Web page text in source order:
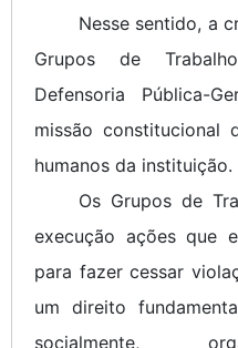
Nesse sentido, a
Grupos de
Defensoria Pública-
missão constitucional
humanos da instituição.
Os Grupos de
execução ações que
para fazer cessar
um direito
socialmente,